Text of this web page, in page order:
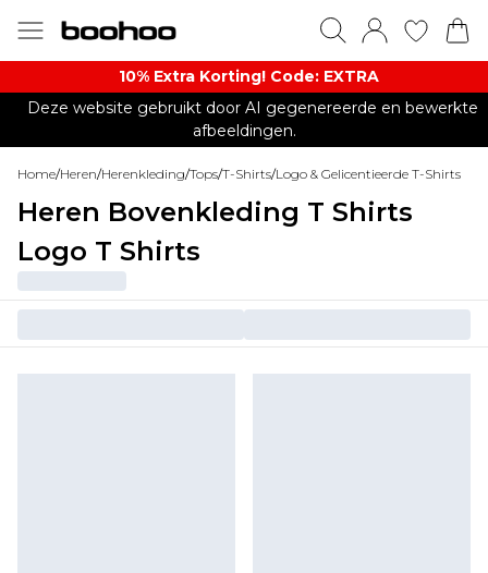
10% Extra Korting! Code: EXTRA​
Deze website gebruikt door AI gegenereerde en bewerkte
afbeeldingen.
Home/Heren/Herenkleding/Tops/T-Shirts/Logo & Gelicentieerde T-Shirts
Heren Bovenkleding T Shirts
Logo T Shirts